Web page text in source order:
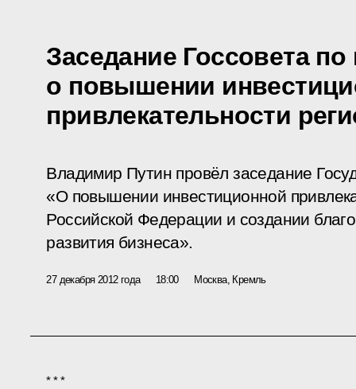
Заседание Госсовета
о повышении
привлекательности
Владимир Путин провёл заседание
«О повышении инвестиционной
Российской Федерации и создании
развития бизнеса».
27 декабря 2012 года 18:00 Москва, Кремль
* * *